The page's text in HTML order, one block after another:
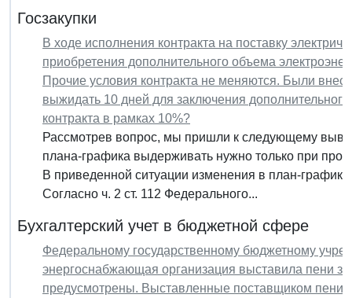
Госзакупки
В ходе исполнения контракта на поставку
приобретения дополнительного объема
Прочие условия контракта не меняются. Были
выжидать 10 дней для заключения
контракта в рамках 10%?
Рассмотрев вопрос, мы пришли к следующему
плана-графика выдерживать нужно только при
В приведенной ситуации изменения в план-
Согласно ч. 2 ст. 112 Федерального...
Бухгалтерский учет в бюджетной сфере
Федеральному государственному бюджетному
энергоснабжающая организация выставила пени
предусмотрены. Выставленные поставщиком пени